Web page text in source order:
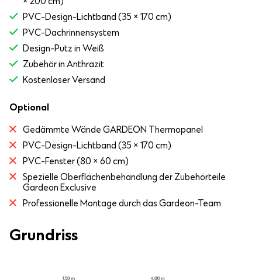
PVC-Design-Lichtband (35 × 170 cm)
PVC-Dachrinnensystem
Design-Putz in Weiß
Zubehör in Anthrazit
Kostenloser Versand
Optional
Gedämmte Wände GARDEON Thermopanel
PVC-Design-Lichtband (35 × 170 cm)
PVC-Fenster (80 × 60 cm)
Spezielle Oberflächenbehandlung der Zubehörteile
Gardeon Exclusive
Professionelle Montage durch das Gardeon-Team
Grundriss